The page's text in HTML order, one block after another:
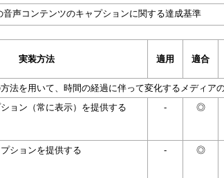
音声コンテンツのキャプションに関する達成基準
実装方法 適用 適合
法を用いて、時間の経過に伴って変化するメディア
ョン（常に表示）を提供する
- ◎
ションを提供する
- ◎